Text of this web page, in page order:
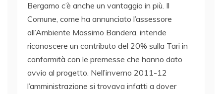
Bergamo c’è anche un vantaggio in più. Il
Comune, come ha annunciato l’assessore
all’Ambiente Massimo Bandera, intende
riconoscere un contributo del 20% sulla Tari in
conformità con le premesse che hanno dato
avvio al progetto. Nell’inverno 2011-12
l’amministrazione si trovava infatti a dover